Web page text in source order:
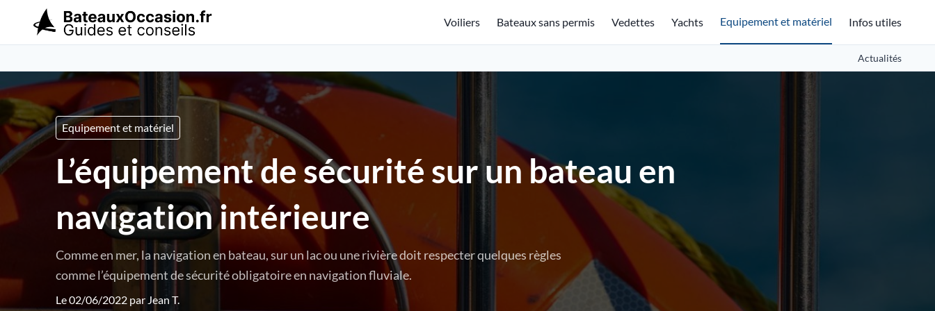
Voiliers Bateaux sans permis Vedettes Yachts Equipement et matériel Infos utiles
Actualités
Equipement et matériel
L’équipement de sécurité sur un bateau en
navigation intérieure
Comme en mer, la navigation en bateau, sur un lac ou une rivière doit respecter quelques règles
comme l’équipement de sécurité obligatoire en navigation fluviale.
Le 02/06/2022 par Jean T.